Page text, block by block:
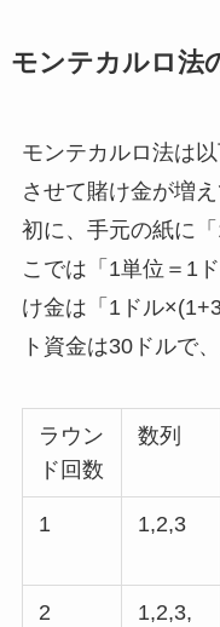
モンテカルロ法
モンテカルロ法は
させて賭け金が増
初に、手元の紙に
こでは「1単位＝1
け金は「1ドル
ト資金は30ドルで
ラウン
ド回数
数列
1 1,2,3
2
1,2,3,